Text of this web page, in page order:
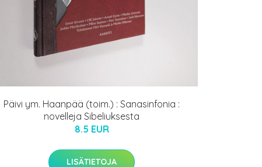
Päivi ym. Haanpää (toim.) : Sanasinfonia :
novelleja Sibeliuksesta
8.5 EUR
LISÄTIETOJA